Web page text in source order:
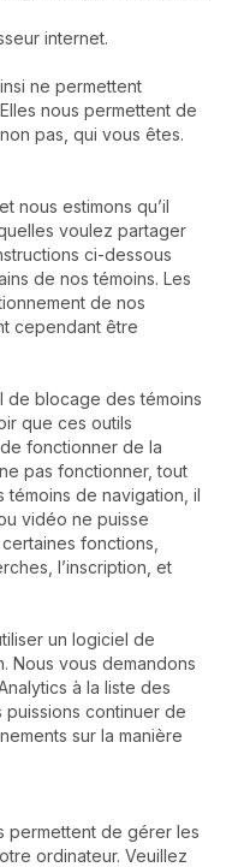
internet.
ne permettent
nous permettent de
pas, qui vous êtes.
nous estimons qu’il
voulez partager
ci-dessous
de nos témoins. Les
de nos
cependant être
de blocage des témoins
que ces outils
fonctionner de la
pas fonctionner, tout
témoins de navigation, il
vidéo ne puisse
fonctions,
l’inscription, et
un logiciel de
Nous vous demandons
à la liste des
puissions continuer de
sur la manière
permettent de gérer les
ordinateur. Veuillez